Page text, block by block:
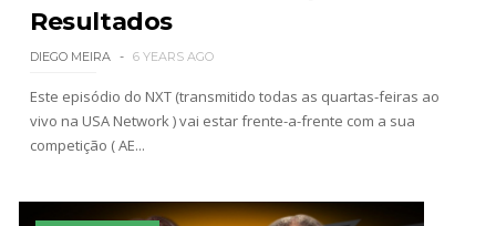
Resultados
DIEGO MEIRA 6 YEARS AGO
Este episódio do NXT (transmitido todas as quartas-feiras ao
vivo na USA Network ) vai estar frente-a-frente com a sua
competição ( AE...